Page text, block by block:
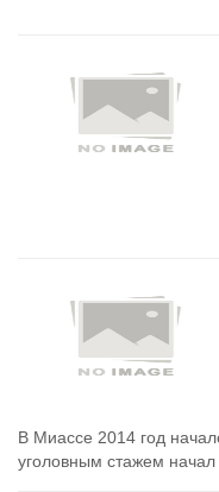
В Миассе 2014 год
уголовным стажем начал